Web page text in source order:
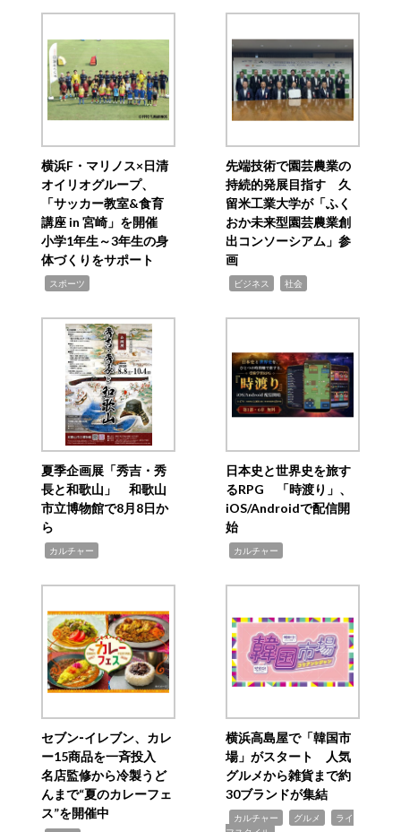
横浜F・マリノス×日清
オイリオグループ、
「サッカー教室&食育
講座 in 宮崎」を開催
小学1年生～3年生の身
体づくりをサポート
スポーツ
先端技術で園芸農業の
持続的発展目指す 久
留米工業大学が「ふく
おか未来型園芸農業創
出コンソーシアム」参
画
ビジネス 社会
夏季企画展「秀吉・秀
長と和歌山」 和歌山
市立博物館で8月8日か
ら
カルチャー
日本史と世界史を旅す
るRPG 「時渡り」、
iOS/Androidで配信開
始
カルチャー
セブン‐イレブン、カレ
ー15商品を一斉投入
名店監修から冷製うど
んまで“夏のカレーフェ
ス”を開催中
横浜高島屋で「韓国市
場」がスタート 人気
グルメから雑貨まで約
30ブランドが集結
カルチャー グルメ
ライ